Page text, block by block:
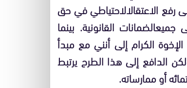
رفع الاعتقالالاحتياطي في حق
جميعالضمانات القانونية. بينما
الكرام إلى أنني مع مبدأ
الدافع إلى هذا الطرح يرتبط
أو ممارساته.